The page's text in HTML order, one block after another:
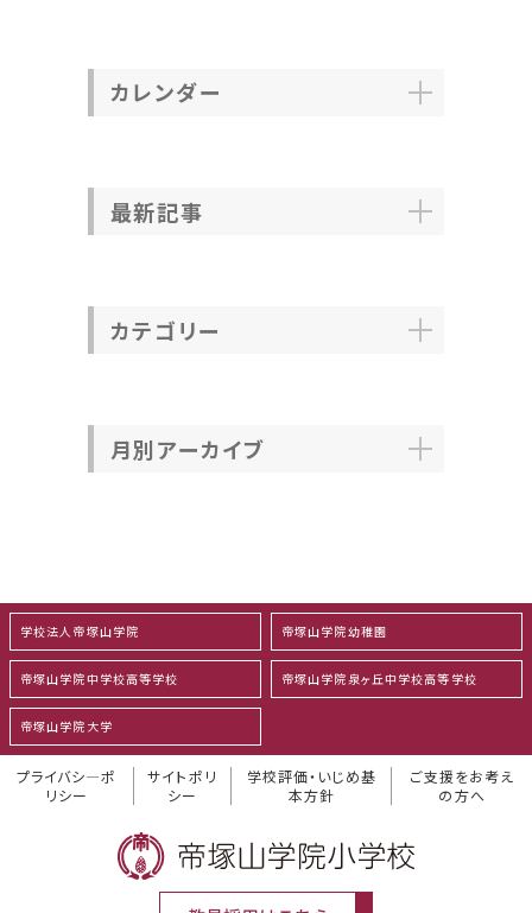
カレンダー
最新記事
カテゴリー
月別アーカイブ
学校法人帝塚山学院 帝塚山学院幼稚園
帝塚山学院中学校高等学校 帝塚山学院泉ヶ丘中学校高等学校
帝塚山学院大学
プライバシ―ポ
リシー
サイトポリ
シー
学校評価・いじめ基
本方針
ご支援をお考え
の方へ